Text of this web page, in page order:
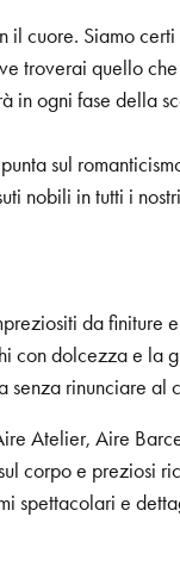
il cuore. Siamo
troverai quello
in ogni fase della
sul
nobili in tutti i
da finiture
con dolcezza e la
rinunciare al
Atelier, Aire
corpo e preziosi
spettacolari e